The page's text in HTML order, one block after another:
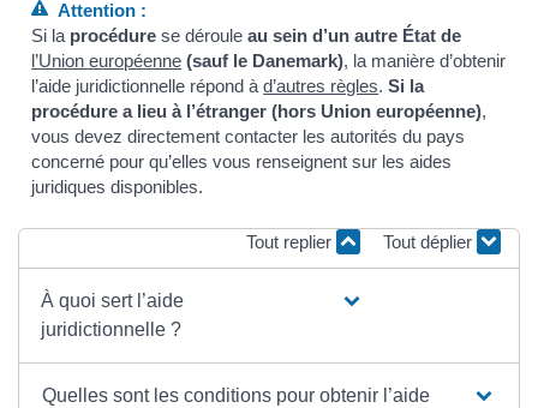
Attention :
Si la procédure se dérouleau sein d’un autre État de
l’Union européenne (sauf le Danemark), la manière d’obtenir
l’aide juridictionnelle répond àd’autres règles.Si la
procédure a lieu à l’étranger (hors Union européenne),
vous devez directement contacter les autorités du pays
concerné pour qu’elles vous renseignent sur les aides
juridiques disponibles.
Tout replier Tout déplier
À quoi sert l’aide
juridictionnelle ?
Quelles sont les conditions pour obtenir l’aide